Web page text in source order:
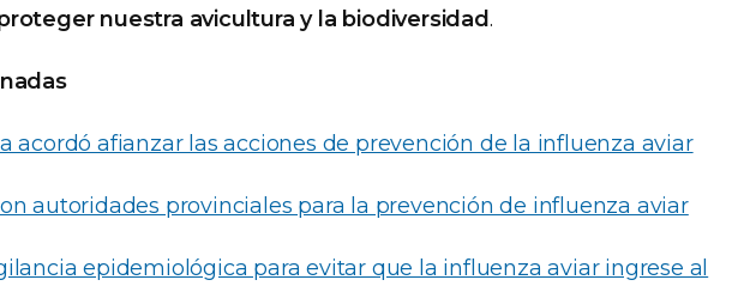
nuestra avicultura y la biodiversidad.
acordó afianzar las acciones de prevención de la influenza aviar
autoridades provinciales para la prevención de influenza aviar
epidemiológica para evitar que la influenza aviar ingrese al